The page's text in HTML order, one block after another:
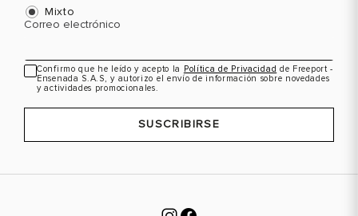
Mixto
Correo electrónico
Confirmo que he leído y acepto la Política de Privacidad de Freeport -
Ensenada S.A.S, y autorizo el envío de información sobre novedades
y actividades promocionales.
SUSCRIBIRSE